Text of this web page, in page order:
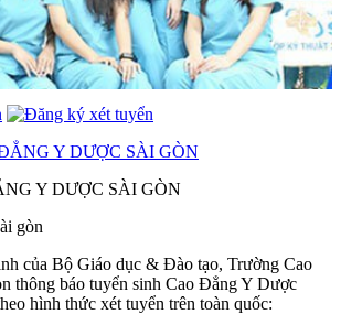
Y DƯỢC SÀI GÒN
của Bộ Giáo dục & Đào tạo, Trường Cao
thông báo tuyển sinh Cao Đẳng Y Dược
hình thức xét tuyển trên toàn quốc: